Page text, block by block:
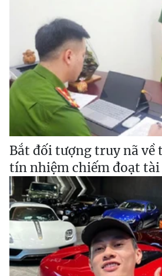
Bắt đối tượng truy nã về
tín nhiệm chiếm đoạt tài